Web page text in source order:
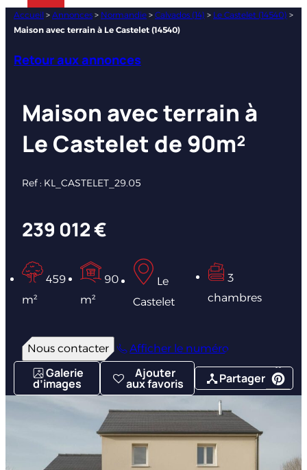
Accueil > Annonces > Normandie > Calvados (14) > Le Castelet (14540) >
Maison avec terrain à Le Castelet (14540)
Retour aux annonces
Maison avec terrain à
Le Castelet de 90m²
Ref : KL_CASTELET_29.05
239 012 €
459
m²
90
m²
Le
Castelet
3
chambres
Nous contacter Afficher le numéro
Galerie
d’images
Ajouter
aux favoris Partager